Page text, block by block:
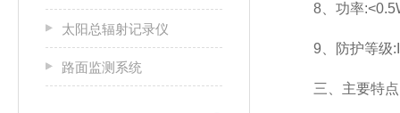
太阳总辐射记录仪
路面监测系统
8、功率
9、防护等级
三、主要特点